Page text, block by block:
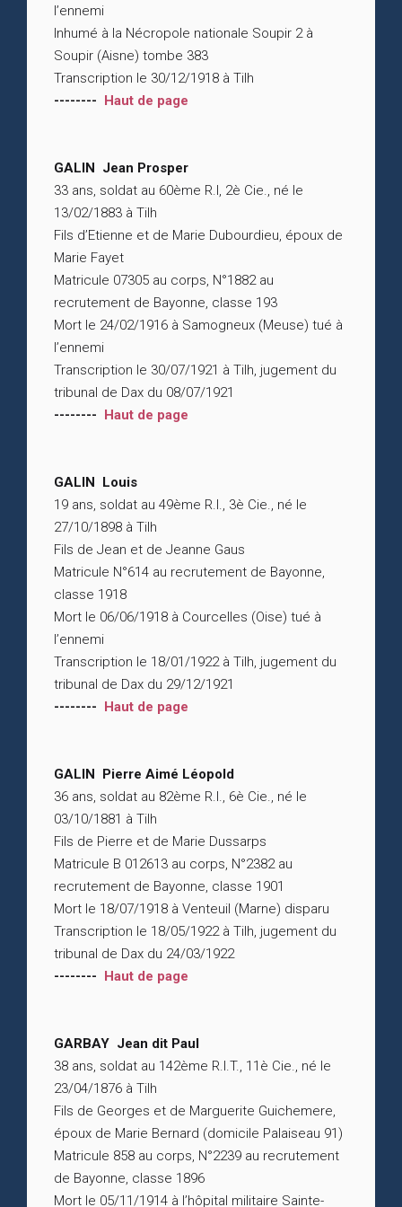
l’ennemi
Inhumé à la Nécropole nationale Soupir 2 à
Soupir (Aisne) tombe 383
Transcription le 30/12/1918 à Tilh
-------- Haut de page
GALIN Jean Prosper
33 ans, soldat au 60ème R.I, 2è Cie., né le
13/02/1883 à Tilh
Fils d’Etienne et de Marie Dubourdieu, époux de
Marie Fayet
Matricule 07305 au corps, N°1882 au
recrutement de Bayonne, classe 193
Mort le 24/02/1916 à Samogneux (Meuse) tué à
l’ennemi
Transcription le 30/07/1921 à Tilh, jugement du
tribunal de Dax du 08/07/1921
-------- Haut de page
GALIN Louis
19 ans, soldat au 49ème R.I., 3è Cie., né le
27/10/1898 à Tilh
Fils de Jean et de Jeanne Gaus
Matricule N°614 au recrutement de Bayonne,
classe 1918
Mort le 06/06/1918 à Courcelles (Oise) tué à
l’ennemi
Transcription le 18/01/1922 à Tilh, jugement du
tribunal de Dax du 29/12/1921
-------- Haut de page
GALIN Pierre Aimé Léopold
36 ans, soldat au 82ème R.I., 6è Cie., né le
03/10/1881 à Tilh
Fils de Pierre et de Marie Dussarps
Matricule B 012613 au corps, N°2382 au
recrutement de Bayonne, classe 1901
Mort le 18/07/1918 à Venteuil (Marne) disparu
Transcription le 18/05/1922 à Tilh, jugement du
tribunal de Dax du 24/03/1922
-------- Haut de page
GARBAY Jean dit Paul
38 ans, soldat au 142ème R.I.T., 11è Cie., né le
23/04/1876 à Tilh
Fils de Georges et de Marguerite Guichemere,
époux de Marie Bernard (domicile Palaiseau 91)
Matricule 858 au corps, N°2239 au recrutement
de Bayonne, classe 1896
Mort le 05/11/1914 à l’hôpital militaire Sainte-